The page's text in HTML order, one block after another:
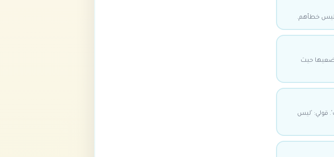
ليس خطأهم.
3. الابن في العمل.' ضعيها حيث
قولي: 'ليس